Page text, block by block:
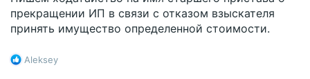
прекращении ИП в связи с отказом взыскателя
принять имущество определенной стоимости.
Р
Aleksey